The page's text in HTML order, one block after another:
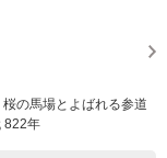
の馬場とよばれる参道
822年